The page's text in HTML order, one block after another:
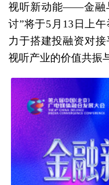
视听新动能——金融
讨”将于5月13日上
力于搭建投融资对
视听产业的价值共振